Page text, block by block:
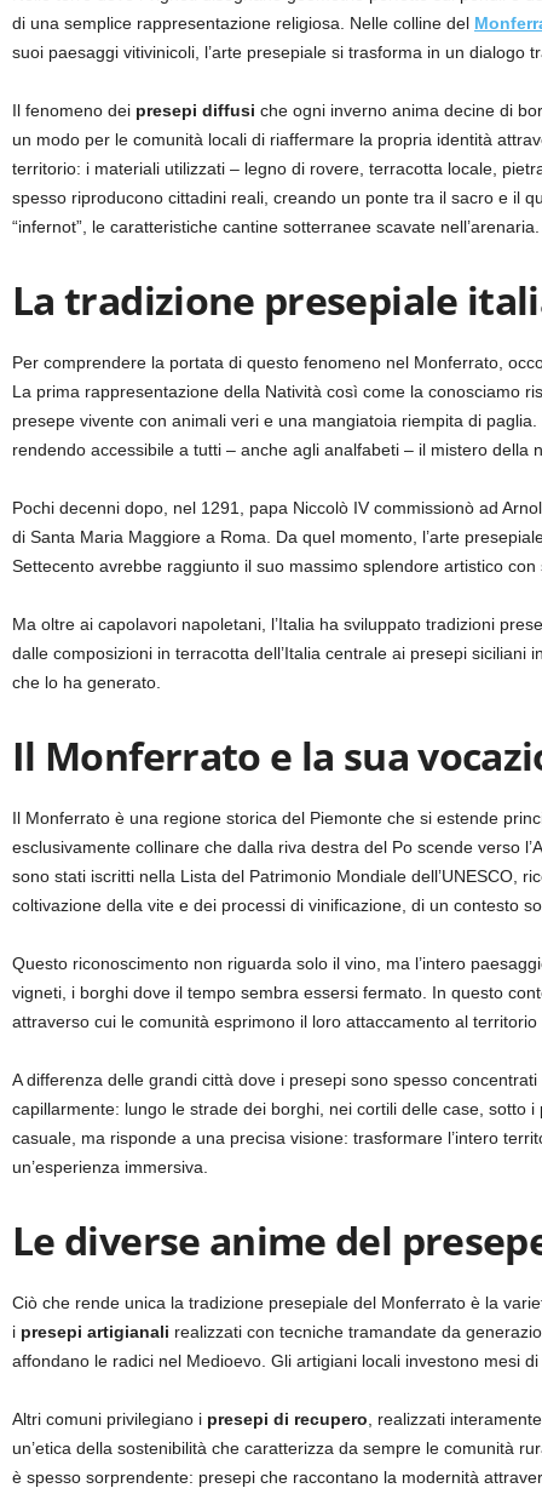
di una semplice rappresentazione religiosa. Nelle colline del
suoi paesaggi vitivinicoli, l’arte presepiale si trasforma in un
Il fenomeno dei presepi diffusi che ogni inverno anima decine di
un modo per le comunità locali di riaffermare la propria identità
territorio: i materiali utilizzati – legno di rovere, terracotta locale,
spesso riproducono cittadini reali, creando un ponte tra il sacro e il
“infernot”, le caratteristiche cantine sotterranee scavate nell’arenaria.
La tradizione presepiale
Per comprendere la portata di questo fenomeno nel Monferrato,
La prima rappresentazione della Natività così come la conosciamo
presepe vivente con animali veri e una mangiatoia riempita di
rendendo accessibile a tutti – anche agli analfabeti – il mistero della
Pochi decenni dopo, nel 1291, papa Niccolò IV commissionò ad
di Santa Maria Maggiore a Roma. Da quel momento, l’arte
Settecento avrebbe raggiunto il suo massimo splendore artistico
Ma oltre ai capolavori napoletani, l’Italia ha sviluppato tradizioni
dalle composizioni in terracotta dell’Italia centrale ai presepi
che lo ha generato.
Il Monferrato e la sua
Il Monferrato è una regione storica del Piemonte che si estende
esclusivamente collinare che dalla riva destra del Po scende verso
sono stati iscritti nella Lista del Patrimonio Mondiale dell’UNESCO,
coltivazione della vite e dei processi di vinificazione, di un contesto
Questo riconoscimento non riguarda solo il vino, ma l’intero
vigneti, i borghi dove il tempo sembra essersi fermato. In questo
attraverso cui le comunità esprimono il loro attaccamento al
A differenza delle grandi città dove i presepi sono spesso
capillarmente: lungo le strade dei borghi, nei cortili delle case, sotto
casuale, ma risponde a una precisa visione: trasformare l’intero
un’esperienza immersiva.
Le diverse anime del
Ciò che rende unica la tradizione presepiale del Monferrato è la
i presepi artigianali realizzati con tecniche tramandate da
affondano le radici nel Medioevo. Gli artigiani locali investono mesi
Altri comuni privilegiano i presepi di recupero , realizzati
un’etica della sostenibilità che caratterizza da sempre le comunità
è spesso sorprendente: presepi che raccontano la modernità